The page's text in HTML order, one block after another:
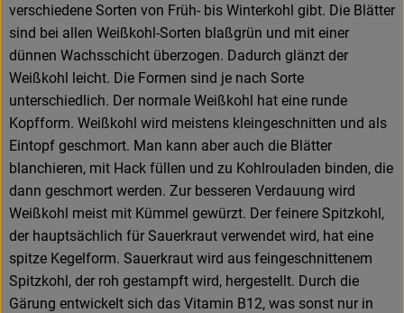
verschiedene Sorten von Früh- bis Winterkohl gibt. Die Blätter
sind bei allen Weißkohl-Sorten blaßgrün und mit einer
dünnen Wachsschicht überzogen. Dadurch glänzt der
Weißkohl leicht. Die Formen sind je nach Sorte
unterschiedlich. Der normale Weißkohl hat eine runde
Kopfform. Weißkohl wird meistens kleingeschnitten und als
Eintopf geschmort. Man kann aber auch die Blätter
blanchieren, mit Hack füllen und zu Kohlrouladen binden, die
dann geschmort werden. Zur besseren Verdauung wird
Weißkohl meist mit Kümmel gewürzt. Der feinere Spitzkohl,
der hauptsächlich für Sauerkraut verwendet wird, hat eine
spitze Kegelform. Sauerkraut wird aus feingeschnittenem
Spitzkohl, der roh gestampft wird, hergestellt. Durch die
Gärung entwickelt sich das Vitamin B12, was sonst nur in